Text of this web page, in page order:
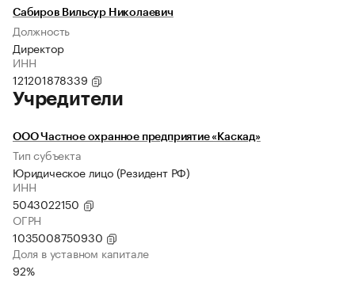
Сабиров Вильсур Николаевич
Должность
Директор
ИНН
121201878339
Учредители
ООО Частное охранное предприятие «Каскад»
Тип субъекта
Юридическое лицо (Резидент РФ)
ИНН
5043022150
ОГРН
1035008750930
Доля в уставном капитале
92%